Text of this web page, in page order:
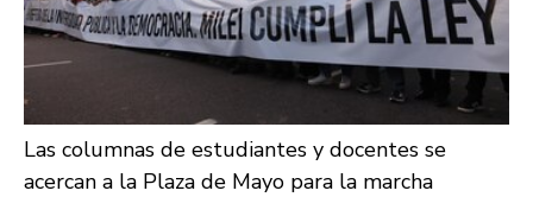
Las columnas de estudiantes y docentes se
acercan a la Plaza de Mayo para la marcha